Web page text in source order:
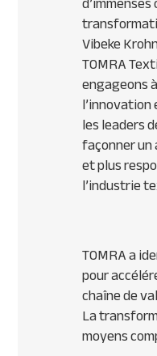
Vibeke
TOMRA
engageons
les leaders
façonner
et plus
l’industrie
TOMRA a
pour
chaîne de
La
moyens